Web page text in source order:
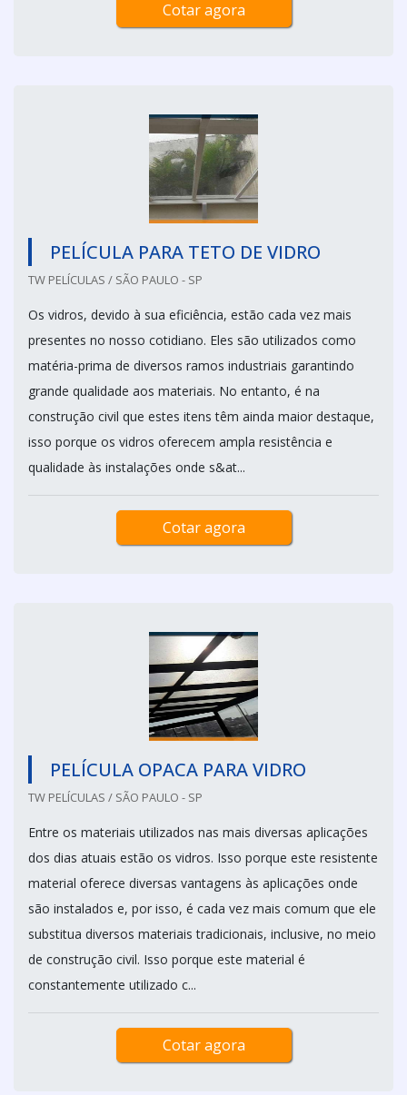
Cotar agora
PELÍCULA PARA TETO DE VIDRO
TW PELÍCULAS / SÃO PAULO - SP
Os vidros, devido à sua eficiência, estão cada vez mais
presentes no nosso cotidiano. Eles são utilizados como
matéria-prima de diversos ramos industriais garantindo
grande qualidade aos materiais. No entanto, é na
construção civil que estes itens têm ainda maior destaque,
isso porque os vidros oferecem ampla resistência e
qualidade às instalações onde s&at...
Cotar agora
PELÍCULA OPACA PARA VIDRO
TW PELÍCULAS / SÃO PAULO - SP
Entre os materiais utilizados nas mais diversas aplicações
dos dias atuais estão os vidros. Isso porque este resistente
material oferece diversas vantagens às aplicações onde
são instalados e, por isso, é cada vez mais comum que ele
substitua diversos materiais tradicionais, inclusive, no meio
de construção civil. Isso porque este material é
constantemente utilizado c...
Cotar agora